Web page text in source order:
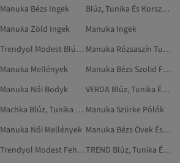
Manuka Bézs Ingek
Blúz, Tunika És Korszázs
Manuka Zöld Ingek
Manuka Ingek
Trendyol Modest Blúz, Tunika És Korszázs
Manuka Rózsaszín Tunikák
Manuka Mellények
Manuka Bézs Szolid Felöltők
Manuka Női Bodyk
VERDA Blúz, Tunika És Korszázs
Machka Blúz, Tunika És Korszázs Manuka Szürke Pólók
Manuka Női Mellények
Manuka Bézs Övek És Nadrágtartók
Trendyol Modest Fehér Blúz, Tunika És Korszázs
TREND Blúz, Tunika És Korszázs